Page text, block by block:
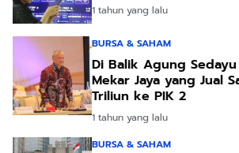
1 tahun yang lalu
BURSA & SAHAM
Di Balik Agung
Mekar Jaya yang Jual
Triliun ke PIK 2
1 tahun yang lalu
BURSA & SAHAM